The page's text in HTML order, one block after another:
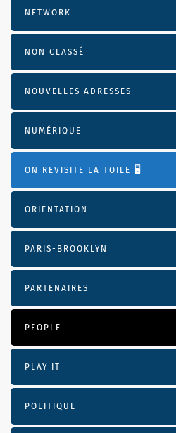
NETWORK
NON CLASSÉ
NOUVELLES ADRESSES
NUMÉRIQUE
ON REVISITE LA TOILE 🖥️
ORIENTATION
PARIS-BROOKLYN
PARTENAIRES
PEOPLE
PLAY IT
POLITIQUE